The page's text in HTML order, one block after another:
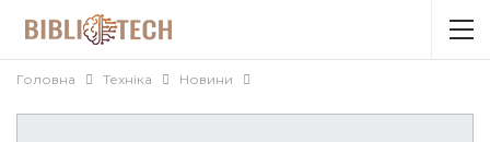
Головна Техніка Новини